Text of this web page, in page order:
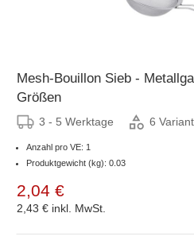
Mesh-Bouillon Sieb -
Größen
3 - 5 Werktage 6
Anzahl pro VE: 1
Produktgewicht (kg): 0.03
2,04 €
2,43 € inkl. MwSt.